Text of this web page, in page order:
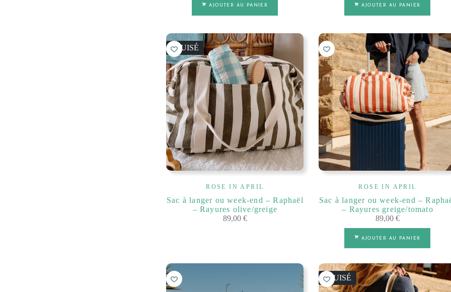
AJOUTER AU PANIER AJOUTER AU PANIER
ÉPUISÉ
ROSE IN APRIL
Sac à langer ou week-end – Raphaël
– Rayures olive/greige
89,00 €
ROSE IN APRIL
Sac à langer ou week-end –
– Rayures greige/tomato
89,00 €
AJOUTER AU PANIER
ÉPUISÉ